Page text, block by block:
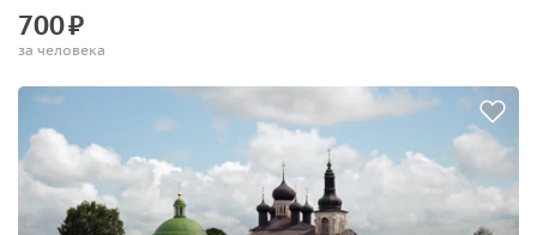
700₽
за человека